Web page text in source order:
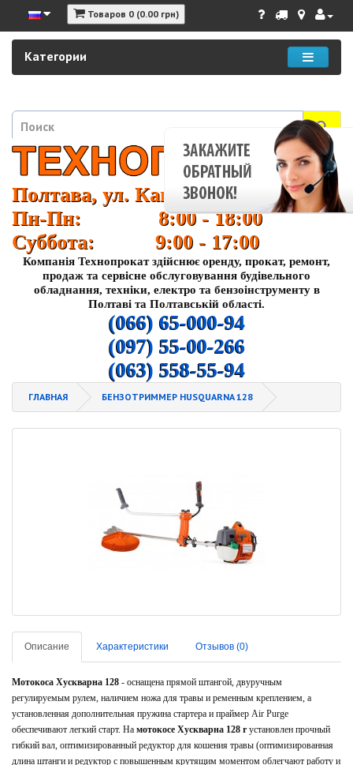
Товаров 0 (0.00 грн)
Категории
Полтава, ул. Кагамлыка 37
Пн-Пн: 8:00 - 18:00
Суббота: 9:00 - 17:00
Компанія Технопрокат здійснює оренду, прокат, ремонт,
продаж та сервісне обслуговування будівельного
обладнання, техніки, електро та бензоінструменту в
Полтаві та Полтавській області.
(066) 65-000-94
(097) 55-00-266
(063) 558-55-94
ГЛАВНАЯ БЕНЗОТРИММЕР HUSQUARNA 128
Описание Характеристики Отзывов (0)
Мотокоса Хускварна 128 - оснащена прямой штангой, двуручным
регулируемым рулем, наличием ножа для травы и ременным креплением, а
установленная дополнительная пружина стартера и праймер Air Purge
обеспечивают легкий старт. На мотокосе Хускварна 128 r установлен прочный
гибкий вал, оптимизированный редуктор для кошения травы (оптимизированная
длина штанги и редуктор с повышенным крутящим моментом облегчают работу и